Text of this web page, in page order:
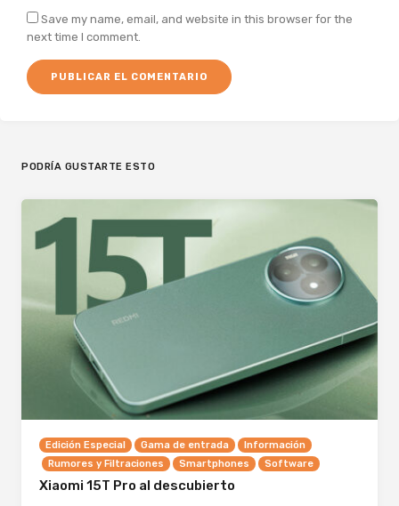
Save my name, email, and website in this browser for the
next time I comment.
PODRÍA GUSTARTE ESTO
Edición Especial Gama de entrada
Información
Rumores y Filtraciones
Smartphones Software
Xiaomi 15T Pro al descubierto